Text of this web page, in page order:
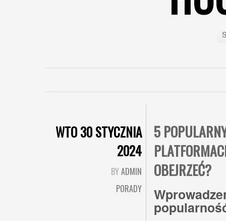
WTO 30 STYCZNIA
2024
BYADMIN
PORADY
5
OBEJRZEĆ?